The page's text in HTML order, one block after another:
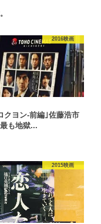
2016映画
クヨン-前編｣佐藤浩市
も地獄...
2015映画